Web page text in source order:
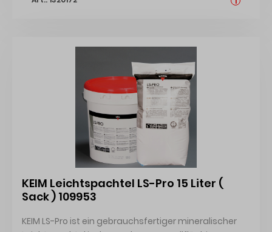
KEIM Leichtspachtel LS-Pro 15 Liter (
Sack ) 109953
KEIM LS-Pro ist ein gebrauchsfertiger mineralischer